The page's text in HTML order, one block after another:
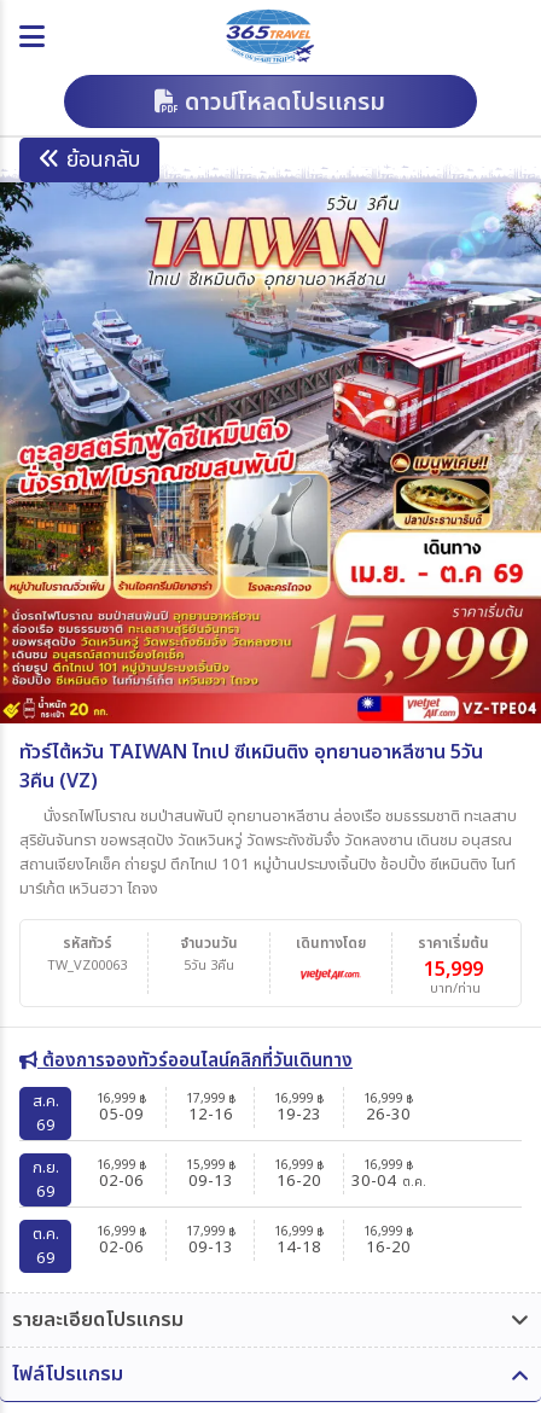
ดาวน์โหลดโปรแกรม
ย้อนกลับ
ทัวร์ไต้หวัน TAIWAN ไทเป ซีเหมินติง อุทยานอาหลีซาน 5วัน
3คืน (VZ)
นั่งรถไฟโบราณ ชมป่าสนพันปี อุทยานอาหลีซาน ล่องเรือ ชมธรรมชาติ ทะเลสาบ
สุริยันจันทรา ขอพรสุดปัง วัดเหวินหวู่ วัดพระถังซัมจั๋ง วัดหลงซาน เดินชม อนุสรณ
สถานเจียงไคเช็ค ถ่ายรูป ตึกไทเป 101 หมู่บ้านประมงเจิ้นปิง ช้อปปิ้ง ซีเหมินติง ไนท์
มาร์เก้ต เหวินฮวา ไถจง
รหัสทัวร์
TW_VZ00063
จำนวนวัน
5วัน 3คืน
ราคาเริ่มต้น
15,999
บาท/ท่าน
เดินทางโดย
ต้องการจองทัวร์ออนไลน์คลิกที่วันเดินทาง
ส.ค.
69
16,999 ฿
05-09
17,999 ฿
12-16
16,999 ฿
19-23
16,999 ฿
26-30
ก.ย.
69
16,999 ฿
02-06
15,999 ฿
09-13
16,999 ฿
16-20
16,999 ฿
30-04 ต.ค.
ต.ค.
69
16,999 ฿
02-06
17,999 ฿
09-13
16,999 ฿
14-18
16,999 ฿
16-20
รายละเอียดโปรแกรม
ไฟล์โปรแกรม